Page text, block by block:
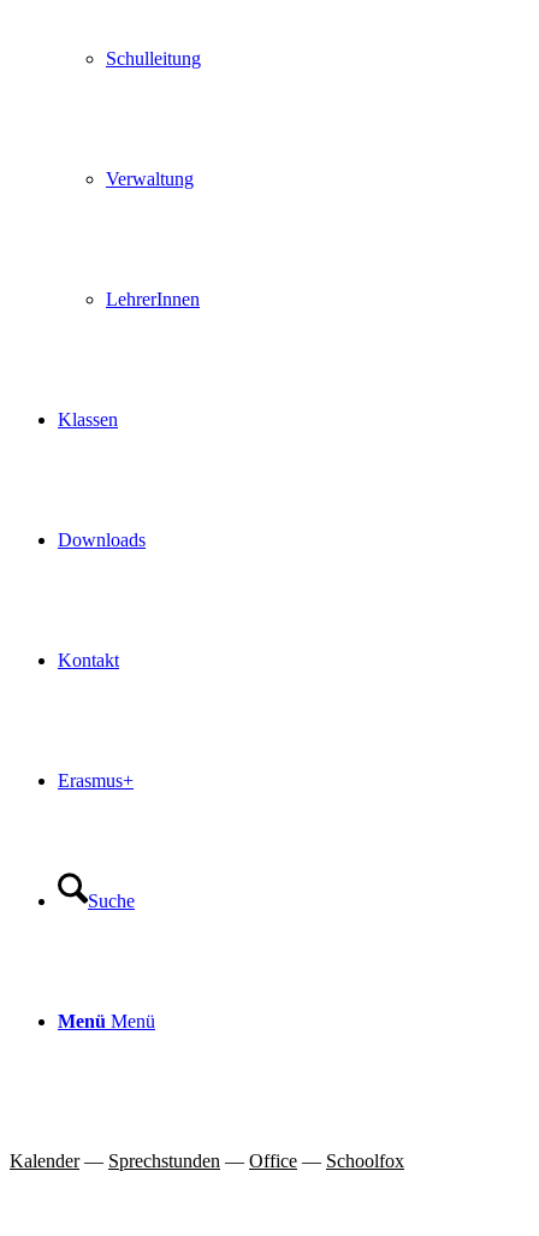
Schulleitung
Verwaltung
LehrerInnen
Klassen
Downloads
Kontakt
Erasmus+
Suche
Menü Menü
Kalender— Sprechstunden — Office — Schoolfox